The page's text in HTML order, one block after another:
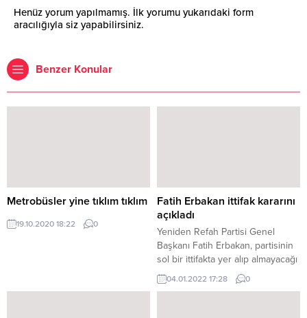
Henüz yorum yapılmamış. İlk yorumu yukarıdaki form
aracılığıyla siz yapabilirsiniz.
Benzer Konular
Metrobüsler yine tıklım tıklım
19.10.2020 18:22 0
Fatih Erbakan ittifak kararını
açıkladı
Yeniden Refah Partisi Genel
Başkanı Fatih Erbakan, partisinin
sol bir ittifakta yer alıp almayacağı
sorusuna Saadet Partisi
üzerinden yanıt verdi. Yeniden
04.01.2022 17:28 0